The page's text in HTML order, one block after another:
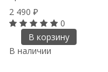
2 490 ₽
0
В корзину
В наличии